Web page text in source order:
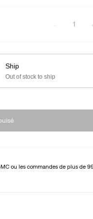
1
Ship
Out of stock to ship
ou les commandes de plus de